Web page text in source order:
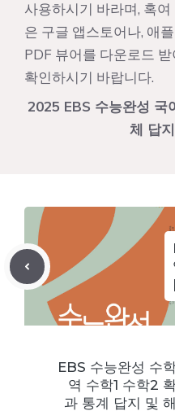
사용하시기 바라며, 혹
은 구글 앱스토어나, 애
PDF 뷰어를 다운로드
확인하시기 바랍니다.
2025 EBS 수능완성 국
체 답
EBS 수능완성 수
역 수학1 수학2
과 통계 답지 및